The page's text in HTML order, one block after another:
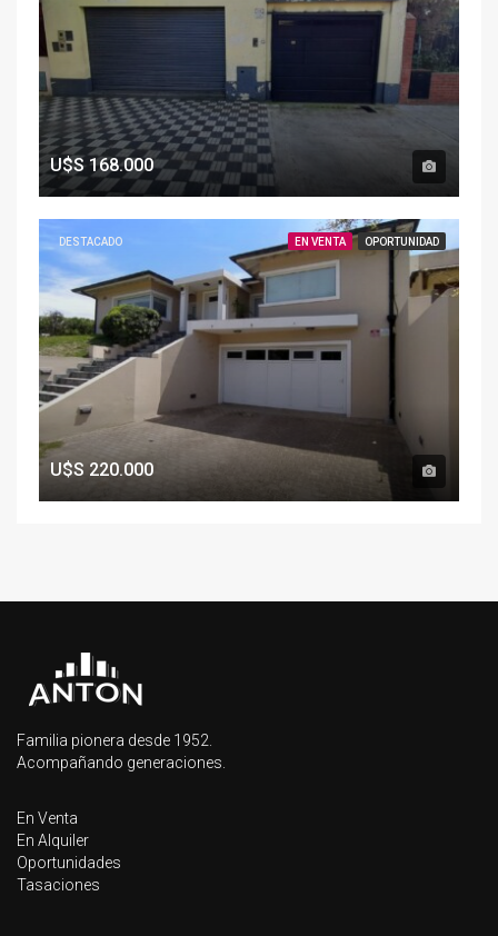
U$S168.000
DESTACADO EN VENTA OPORTUNIDAD
U$S 220.000
Familia pionera desde 1952.
Acompañando generaciones.
En Venta
En Alquiler
Oportunidades
Tasaciones